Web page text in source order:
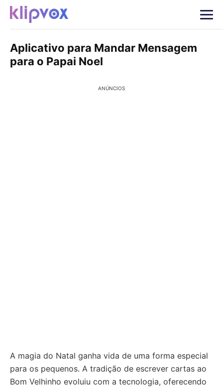
Aplicativo para Mandar Mensagem
para o Papai Noel
ANÚNCIOS
A magia do Natal ganha vida de uma forma especial
para os pequenos. A tradição de escrever cartas ao
Bom Velhinho evoluiu com a tecnologia, oferecendo